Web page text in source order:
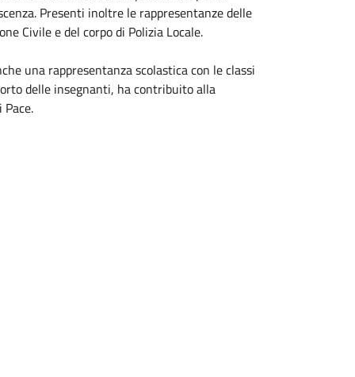
Presenti inoltre le rappresentanze delle
Civile e del corpo di Polizia Locale.
una rappresentanza scolastica con le classi
delle insegnanti, ha contribuito alla